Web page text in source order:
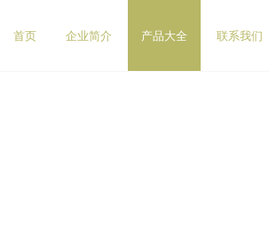
首页 企业简介 产品大全 联系我们